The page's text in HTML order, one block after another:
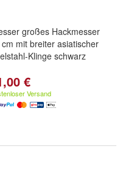
großes Hackmesser
cm mit breiter asiatischer
Klinge schwarz
€
Versand